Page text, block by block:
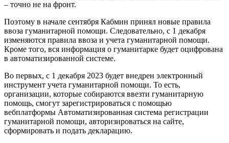
– точно не на фронт.
Поэтому в начале сентября Кабмин принял новые правила
ввоза гуманитарной помощи. Следовательно, с 1 декабря
изменяются правила ввоза и учета гуманитарной помощи.
Кроме того, вся информация о гуманитарке будет оцифрована
в автоматизированной системе.
Во первых, с 1 декабря 2023 будет внедрен электронный
инструмент учета гуманитарной помощи. То есть,
организации, которые собираются ввезти гуманитарную
помощь, смогут зарегистрироваться с помощью
вебплатформы Автоматизированная система регистрации
гуманитарной помощи, авторизироваться на сайте,
сформировать и подать декларацию.